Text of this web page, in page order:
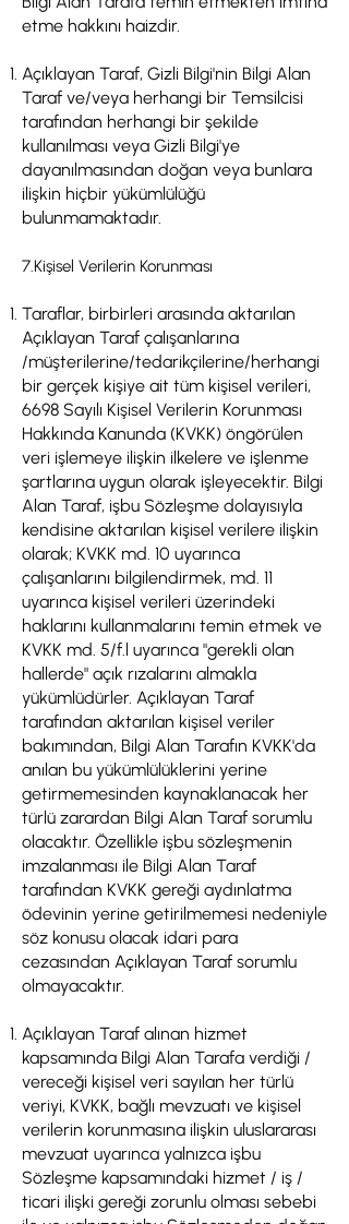
etme hakkını haizdir.
Açıklayan Taraf, Gizli Bilgi'nin Bilgi Alan
Taraf ve/veya herhangi bir Temsilcisi
tarafından herhangi bir şekilde
kullanılması veya Gizli Bilgi'ye
dayanılmasından doğan veya bunlara
ilişkin hiçbir yükümlülüğü
bulunmamaktadır.
7.Kişisel Verilerin Korunması
Taraflar, birbirleri arasında aktarılan
Açıklayan Taraf çalışanlarına
/müşterilerine/tedarikçilerine/herhangi
bir gerçek kişiye ait tüm kişisel verileri,
6698 Sayılı Kişisel Verilerin Korunması
Hakkında Kanunda (KVKK) öngörülen
veri işlemeye ilişkin ilkelere ve işlenme
şartlarına uygun olarak işleyecektir. Bilgi
Alan Taraf, işbu Sözleşme dolayısıyla
kendisine aktarılan kişisel verilere ilişkin
olarak; KVKK md. 10 uyarınca
çalışanlarını bilgilendirmek, md. 11
uyarınca kişisel verileri üzerindeki
haklarını kullanmalarını temin etmek ve
KVKK md. 5/f.l uyarınca "gerekli olan
hallerde" açık rızalarını almakla
yükümlüdürler. Açıklayan Taraf
tarafından aktarılan kişisel veriler
bakımından, Bilgi Alan Tarafın KVKK'da
anılan bu yükümlülüklerini yerine
getirmemesinden kaynaklanacak her
türlü zarardan Bilgi Alan Taraf sorumlu
olacaktır. Özellikle işbu sözleşmenin
imzalanması ile Bilgi Alan Taraf
tarafından KVKK gereği aydınlatma
ödevinin yerine getirilmemesi nedeniyle
söz konusu olacak idari para
cezasından Açıklayan Taraf sorumlu
olmayacaktır.
Açıklayan Taraf alınan hizmet
kapsamında Bilgi Alan Tarafa verdiği /
vereceği kişisel veri sayılan her türlü
veriyi, KVKK, bağlı mevzuatı ve kişisel
verilerin korunmasına ilişkin uluslararası
mevzuat uyarınca yalnızca işbu
Sözleşme kapsamındaki hizmet / iş /
ticari ilişki gereği zorunlu olması sebebi